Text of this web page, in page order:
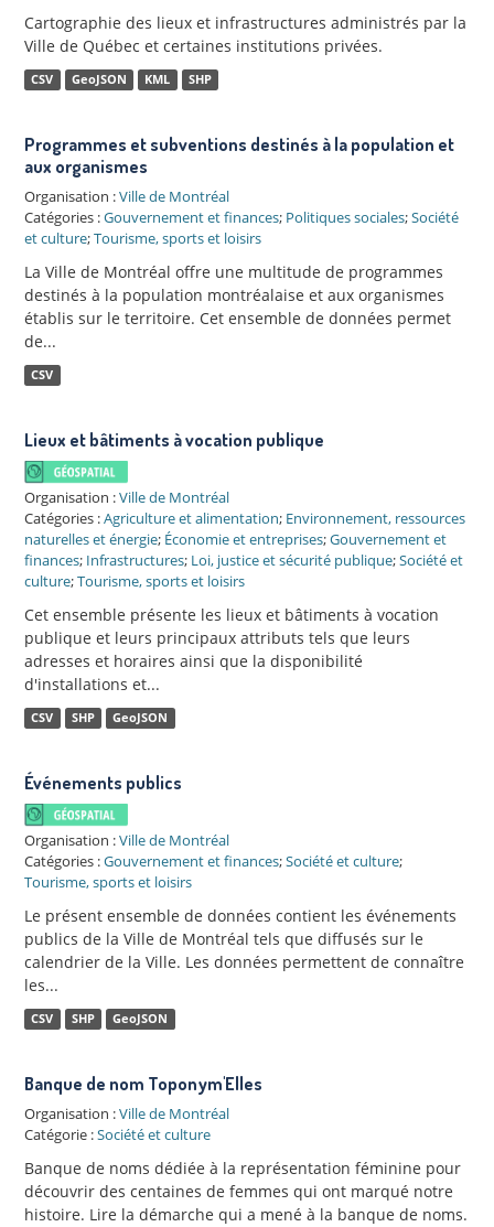
Cartographie des lieux et infrastructures administrés par la
Ville de Québec et certaines institutions privées.
CSV GeoJSON KML SHP
Programmes et subventions destinés à la population et
aux organismes
Organisation :Ville de Montréal
Catégories :Gouvernement et finances; Politiques sociales;Société
et culture;Tourisme, sports et loisirs
La Ville de Montréal offre une multitude de programmes
destinés à la population montréalaise et aux organismes
établis sur le territoire. Cet ensemble de données permet
de...
CSV
Lieux et bâtiments à vocation publique
Organisation :Ville de Montréal
Catégories :Agriculture et alimentation; Environnement, ressources
naturelles et énergie; Économie et entreprises;Gouvernement et
finances; Infrastructures; Loi, justice et sécurité publique;Société et
culture;Tourisme, sports et loisirs
Cet ensemble présente les lieux et bâtiments à vocation
publique et leurs principaux attributs tels que leurs
adresses et horaires ainsi que la disponibilité
d'installations et...
CSV SHP GeoJSON
Événements publics
Organisation :Ville de Montréal
Catégories :Gouvernement et finances;Société et culture;
Tourisme, sports et loisirs
Le présent ensemble de données contient les événements
publics de la Ville de Montréal tels que diffusés sur le
calendrier de la Ville. Les données permettent de connaître
les...
CSV SHP GeoJSON
Banque de nom Toponym'Elles
Organisation :Ville de Montréal
Catégorie :Société et culture
Banque de noms dédiée à la représentation féminine pour
découvrir des centaines de femmes qui ont marqué notre
histoire. Lire la démarche qui a mené à la banque de noms.